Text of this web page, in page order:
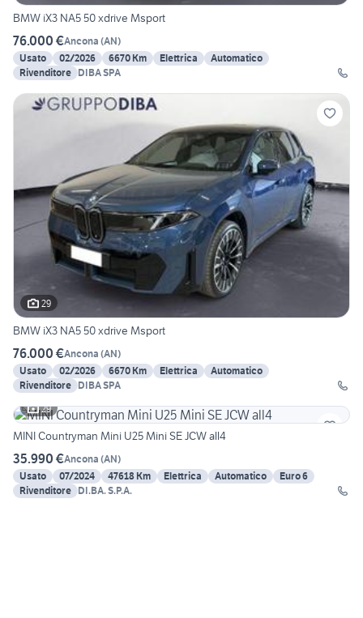
BMW iX3 NA5 50 xdrive Msport
76.000 €Ancona (AN)
Usato
02/2026 6670 Km Elettrica
Automatico
Rivenditore DIBA SPA
29
BMW iX3 NA5 50 xdrive Msport
76.000 €Ancona (AN)
Usato
02/2026 6670 Km Elettrica
Automatico
Rivenditore DIBA SPA
29
MINI Countryman Mini U25 Mini SE JCW all4
35.990 €Ancona (AN)
Usato
07/2024 47618 Km Elettrica Automatico
Euro 6
Rivenditore DI.BA. S.P.A.